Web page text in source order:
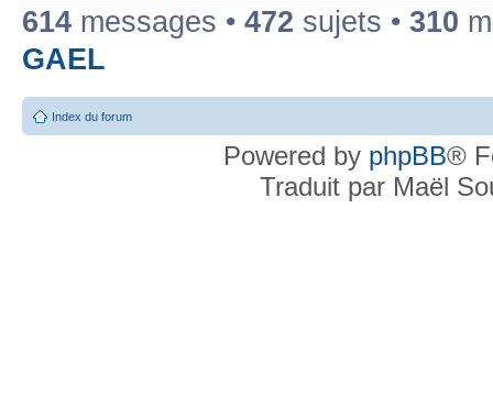
614 messages • 472 sujets • 310
GAEL
Index du forum
Powered by phpBB®
Traduit par Maël